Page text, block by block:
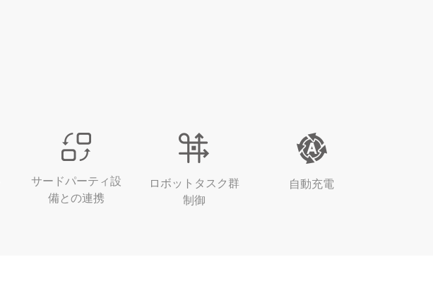
サードパーティ設
備との連携
ロボットタスク群
制御
自動充電